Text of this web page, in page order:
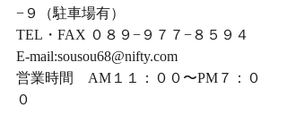
−９（駐車場有）
TEL・FAX ０８９−９７７−８５９４
E-mail:sousou68@nifty.com
営業時間　AM１１：００〜PM７：０
０